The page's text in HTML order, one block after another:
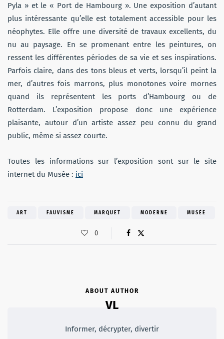
Pyla » et le « Port de Hambourg ». Une exposition d’autant
plus intéressante qu’elle est totalement accessible pour les
néophytes. Elle offre une diversité de travaux excellents, du
nu au paysage. En se promenant entre les peintures, on
ressent les différentes périodes de sa vie et ses inspirations.
Parfois claire, dans des tons bleus et verts, lorsqu’il peint la
mer, d’autres fois marrons, plus monotones voire mornes
quand ils représentent les ports d’Hambourg ou de
Rotterdam. L’exposition propose donc une expérience
plaisante, autour d’un artiste assez peu connu du grand
public, même si assez courte.
Toutes les informations sur l’exposition sont sur le site
internet du Musée : ici
ART FAUVISME MARQUET MODERNE MUSÉE
0
ABOUT AUTHOR
VL
Informer, décrypter, divertir